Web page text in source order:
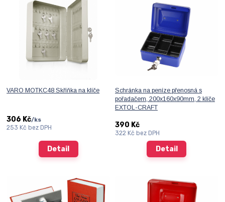
VARO MOTKC48 Skříňka na klíče
306 Kč/ks
253 Kč bez DPH
Detail
Schránka na peníze přenosná s
pořadačem, 200x160x90mm, 2 klíče
EXTOL-CRAFT
390 Kč
322 Kč bez DPH
Detail